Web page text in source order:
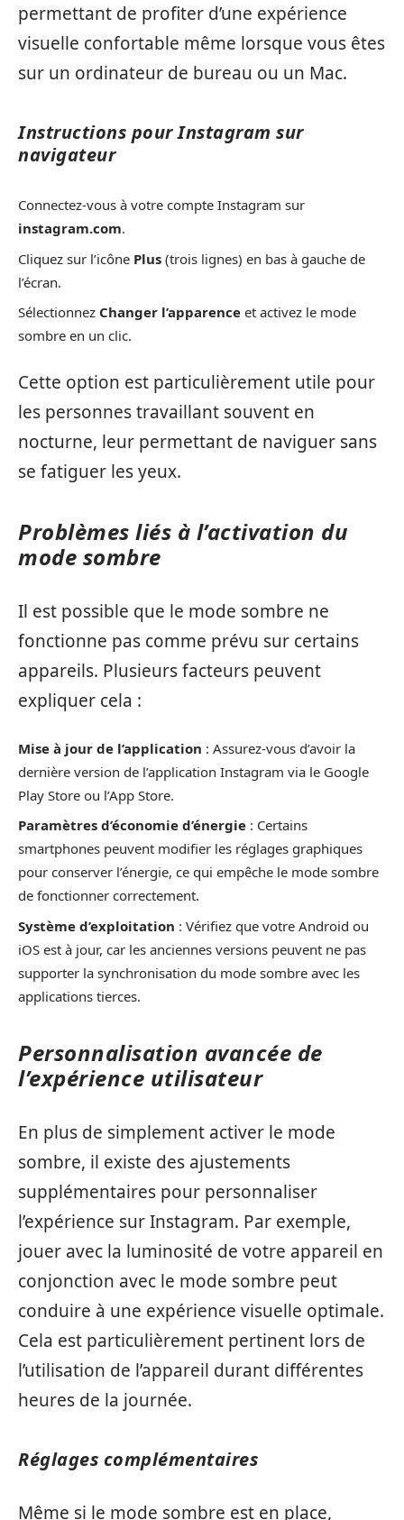
permettant de profiter d’une expérience
visuelle confortable même lorsque vous êtes
sur un ordinateur de bureau ou un Mac.
Instructions pour Instagram sur
navigateur
Connectez-vous à votre compte Instagram sur
instagram.com.
Cliquez sur l’icône Plus (trois lignes) en bas à gauche de
l’écran.
Sélectionnez Changer l’apparence et activez le mode
sombre en un clic.
Cette option est particulièrement utile pour
les personnes travaillant souvent en
nocturne, leur permettant de naviguer sans
se fatiguer les yeux.
Problèmes liés à l’activation du
mode sombre
Il est possible que le mode sombre ne
fonctionne pas comme prévu sur certains
appareils. Plusieurs facteurs peuvent
expliquer cela :
Mise à jour de l’application : Assurez-vous d’avoir la
dernière version de l’application Instagram via le Google
Play Store ou l’App Store.
Paramètres d’économie d’énergie : Certains
smartphones peuvent modifier les réglages graphiques
pour conserver l’énergie, ce qui empêche le mode sombre
de fonctionner correctement.
Système d’exploitation : Vérifiez que votre Android ou
iOS est à jour, car les anciennes versions peuvent ne pas
supporter la synchronisation du mode sombre avec les
applications tierces.
Personnalisation avancée de
l’expérience utilisateur
En plus de simplement activer le mode
sombre, il existe des ajustements
supplémentaires pour personnaliser
l’expérience sur Instagram. Par exemple,
jouer avec la luminosité de votre appareil en
conjonction avec le mode sombre peut
conduire à une expérience visuelle optimale.
Cela est particulièrement pertinent lors de
l’utilisation de l’appareil durant différentes
heures de la journée.
Réglages complémentaires
Même si le mode sombre est en place,